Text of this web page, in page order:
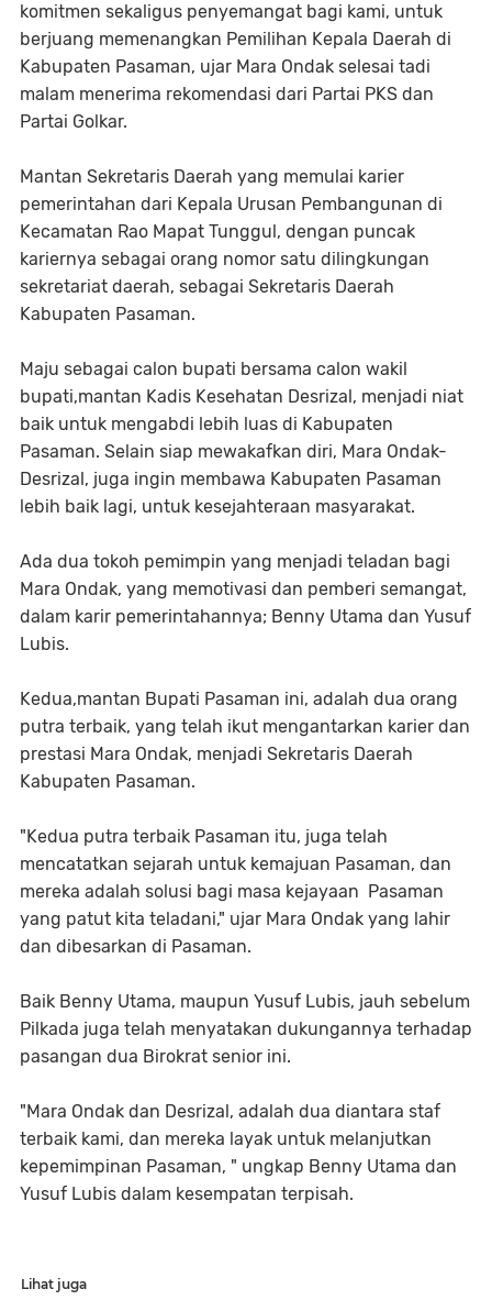
komitmen sekaligus penyemangat bagi kami, untuk
berjuang memenangkan Pemilihan Kepala Daerah di
Kabupaten Pasaman, ujar Mara Ondak selesai tadi
malam menerima rekomendasi dari Partai PKS dan
Partai Golkar.
Mantan Sekretaris Daerah yang memulai karier
pemerintahan dari Kepala Urusan Pembangunan di
Kecamatan Rao Mapat Tunggul, dengan puncak
kariernya sebagai orang nomor satu dilingkungan
sekretariat daerah, sebagai Sekretaris Daerah
Kabupaten Pasaman.
Maju sebagai calon bupati bersama calon wakil
bupati,mantan Kadis Kesehatan Desrizal, menjadi niat
baik untuk mengabdi lebih luas di Kabupaten
Pasaman. Selain siap mewakafkan diri, Mara Ondak-
Desrizal, juga ingin membawa Kabupaten Pasaman
lebih baik lagi, untuk kesejahteraan masyarakat.
Ada dua tokoh pemimpin yang menjadi teladan bagi
Mara Ondak, yang memotivasi dan pemberi semangat,
dalam karir pemerintahannya; Benny Utama dan Yusuf
Lubis.
Kedua,mantan Bupati Pasaman ini, adalah dua orang
putra terbaik, yang telah ikut mengantarkan karier dan
prestasi Mara Ondak, menjadi Sekretaris Daerah
Kabupaten Pasaman.
"Kedua putra terbaik Pasaman itu, juga telah
mencatatkan sejarah untuk kemajuan Pasaman, dan
mereka adalah solusi bagi masa kejayaan Pasaman
yang patut kita teladani," ujar Mara Ondak yang lahir
dan dibesarkan di Pasaman.
Baik Benny Utama, maupun Yusuf Lubis, jauh sebelum
Pilkada juga telah menyatakan dukungannya terhadap
pasangan dua Birokrat senior ini.
"Mara Ondak dan Desrizal, adalah dua diantara staf
terbaik kami, dan mereka layak untuk melanjutkan
kepemimpinan Pasaman, " ungkap Benny Utama dan
Yusuf Lubis dalam kesempatan terpisah.
Lihat juga